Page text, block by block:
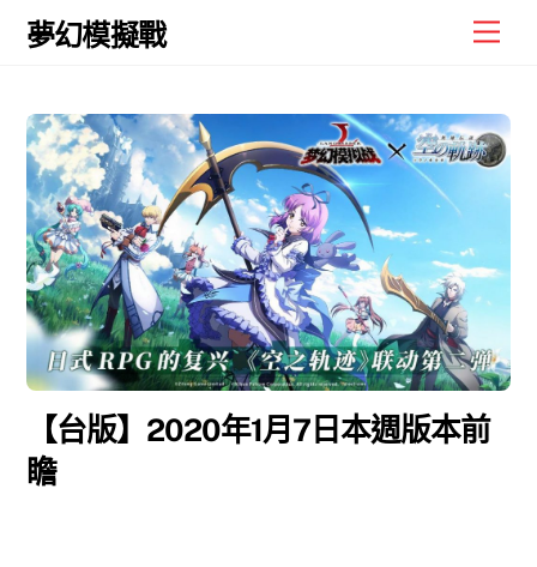
Skip
夢幻模擬戰
【台版】2020年1月7日本週版本前
瞻